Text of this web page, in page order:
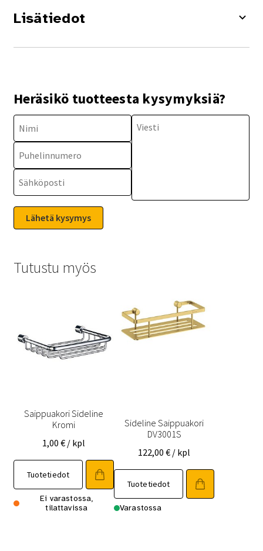
Lisätiedot
Heräsikö tuotteesta kysymyksiä?
Tutustu myös
Saippuakori Sideline
Kromi
1,00 € / kpl
Tuotetiedot
Ei varastossa,
tilattavissa
Sideline Saippuakori
DV3001S
122,00€ / kpl
Tuotetiedot
Varastossa